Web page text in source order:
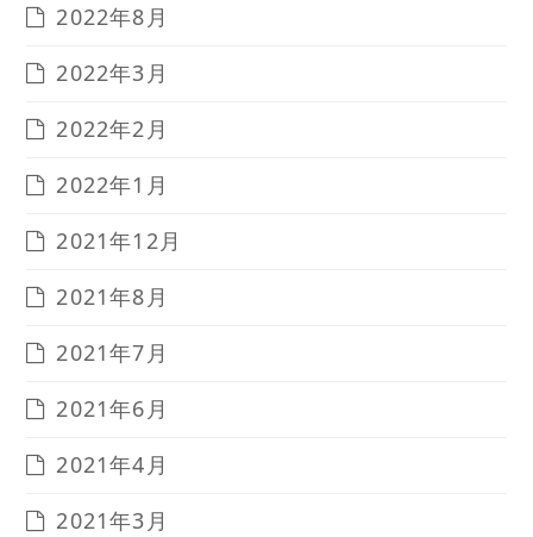
2022年8月
2022年3月
2022年2月
2022年1月
2021年12月
2021年8月
2021年7月
2021年6月
2021年4月
2021年3月